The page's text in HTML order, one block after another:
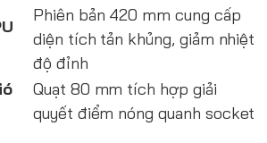
Phiên bản 420 mm cung cấp
diện tích tản khủng, giảm nhiệt
độ đỉnh
Quạt 80 mm tích hợp giải
quyết điểm nóng quanh socket